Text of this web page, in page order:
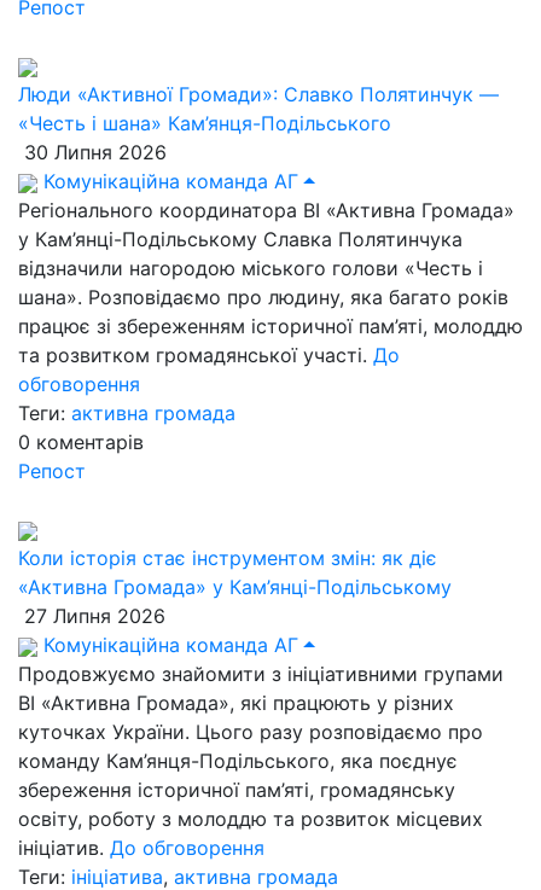
Репост
Люди «Активної Громади»: Славко Полятинчук —
«Честь і шана» Кам’янця-Подільського
30 Липня 2026
Комунікаційна команда АГ
Регіонального координатора ВІ «Активна Громада»
у Кам’янці-Подільському Славка Полятинчука
відзначили нагородою міського голови «Честь і
шана». Розповідаємо про людину, яка багато років
працює зі збереженням історичної пам’яті, молоддю
та розвитком громадянської участі. До
обговорення
Теги: активна громада
0 коментарів
Репост
Коли історія стає інструментом змін: як діє
«Активна Громада» у Кам’янці-Подільському
27 Липня 2026
Комунікаційна команда АГ
Продовжуємо знайомити з ініціативними групами
ВІ «Активна Громада», які працюють у різних
куточках України. Цього разу розповідаємо про
команду Кам’янця-Подільського, яка поєднує
збереження історичної пам’яті, громадянську
освіту, роботу з молоддю та розвиток місцевих
ініціатив. До обговорення
Теги: ініціатива, активна громада